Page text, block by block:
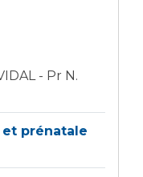
des soins
- Pr N.
prénatale